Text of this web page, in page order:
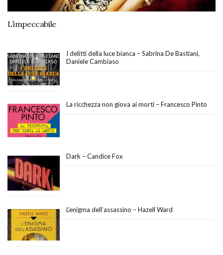
L’impeccabile
I delitti della luce bianca – Sabrina De Bastiani,
Daniele Cambiaso
La ricchezza non giova ai morti – Francesco Pinto
Dark – Candice Fox
L’enigma dell’assassino – Hazell Ward